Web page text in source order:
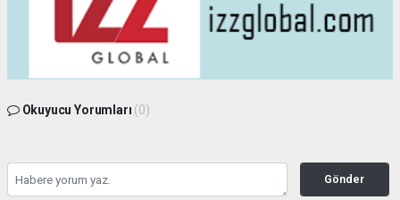
Ajans kaynaklı eklenen tüm haberler, sitemizin editörlerinin
haberlerde yer alan hukuki muhataplar haberi geçen ajans